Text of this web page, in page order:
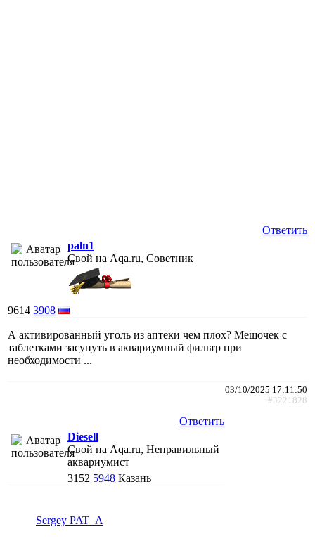
Ответить
paln1
Свой на Aqa.ru, Советник
9614 3908
А активированный уголь из аптеки чем плох? Мешочек с
таблетками засунуть в аквариумный фильтр при
необходимости ...
03/10/2025 17:11:50
#3221828
Ответить
Diesell
Свой на Aqa.ru, Неправильный
аквариумист
3152 5948 Казань
Sergey PAT_A